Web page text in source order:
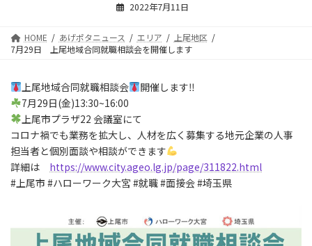
2022年7月11日
HOME あげポタニュース エリア
上尾地区
7月29日 上尾地域合同就職相談会を開催します
上尾地域合同就職相談会
開催します‼
7月29日(金)13:30~16:00
上尾市プラザ22 会議室にて
コロナ禍でも業務を拡大し、人材を広く募集する地元企業の人事
担当者と個別面談や相談ができます
詳細は https://www.city.ageo.lg.jp/page/311822.html
#上尾市 #ハローワーク大宮 #就職 #面接会 #埼玉県